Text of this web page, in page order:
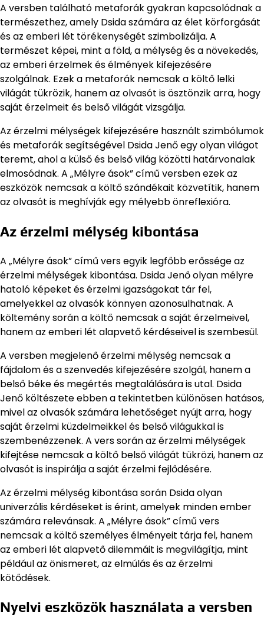
A versben található metaforák gyakran kapcsolódnak a
természethez, amely Dsida számára az élet körforgását
és az emberi lét törékenységét szimbolizálja. A
természet képei, mint a föld, a mélység és a növekedés,
az emberi érzelmek és élmények kifejezésére
szolgálnak. Ezek a metaforák nemcsak a költő lelki
világát tükrözik, hanem az olvasót is ösztönzik arra, hogy
saját érzelmeit és belső világát vizsgálja.
Az érzelmi mélységek kifejezésére használt szimbólumok
és metaforák segítségével Dsida Jenő egy olyan világot
teremt, ahol a külső és belső világ közötti határvonalak
elmosódnak. A „Mélyre ások” című versben ezek az
eszközök nemcsak a költő szándékait közvetítik, hanem
az olvasót is meghívják egy mélyebb önreflexióra.
Az érzelmi mélység kibontása
A „Mélyre ások” című vers egyik legfőbb erőssége az
érzelmi mélységek kibontása. Dsida Jenő olyan mélyre
hatoló képeket és érzelmi igazságokat tár fel,
amelyekkel az olvasók könnyen azonosulhatnak. A
költemény során a költő nemcsak a saját érzelmeivel,
hanem az emberi lét alapvető kérdéseivel is szembesül.
A versben megjelenő érzelmi mélység nemcsak a
fájdalom és a szenvedés kifejezésére szolgál, hanem a
belső béke és megértés megtalálására is utal. Dsida
Jenő költészete ebben a tekintetben különösen hatásos,
mivel az olvasók számára lehetőséget nyújt arra, hogy
saját érzelmi küzdelmeikkel és belső világukkal is
szembenézzenek. A vers során az érzelmi mélységek
kifejtése nemcsak a költő belső világát tükrözi, hanem az
olvasót is inspirálja a saját érzelmi fejlődésére.
Az érzelmi mélység kibontása során Dsida olyan
univerzális kérdéseket is érint, amelyek minden ember
számára relevánsak. A „Mélyre ások” című vers
nemcsak a költő személyes élményeit tárja fel, hanem
az emberi lét alapvető dilemmáit is megvilágítja, mint
például az önismeret, az elmúlás és az érzelmi
kötődések.
Nyelvi eszközök használata a versben